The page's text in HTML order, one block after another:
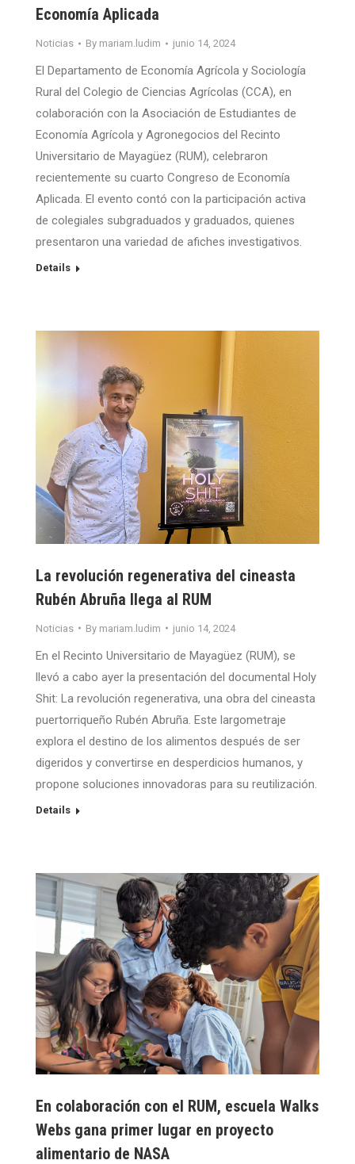
Economía Aplicada
Noticias By mariam.ludim junio 14, 2024
El Departamento de Economía Agrícola y Sociología
Rural del Colegio de Ciencias Agrícolas (CCA), en
colaboración con la Asociación de Estudiantes de
Economía Agrícola y Agronegocios del Recinto
Universitario de Mayagüez (RUM), celebraron
recientemente su cuarto Congreso de Economía
Aplicada. El evento contó con la participación activa
de colegiales subgraduados y graduados, quienes
presentaron una variedad de afiches investigativos.
Details
La revolución regenerativa del cineasta
Rubén Abruña llega al RUM
Noticias By mariam.ludim junio 14, 2024
En el Recinto Universitario de Mayagüez (RUM), se
llevó a cabo ayer la presentación del documental Holy
Shit: La revolución regenerativa, una obra del cineasta
puertorriqueño Rubén Abruña. Este largometraje
explora el destino de los alimentos después de ser
digeridos y convertirse en desperdicios humanos, y
propone soluciones innovadoras para su reutilización.
Details
En colaboración con el RUM, escuela Walks
Webs gana primer lugar en proyecto
alimentario de NASA